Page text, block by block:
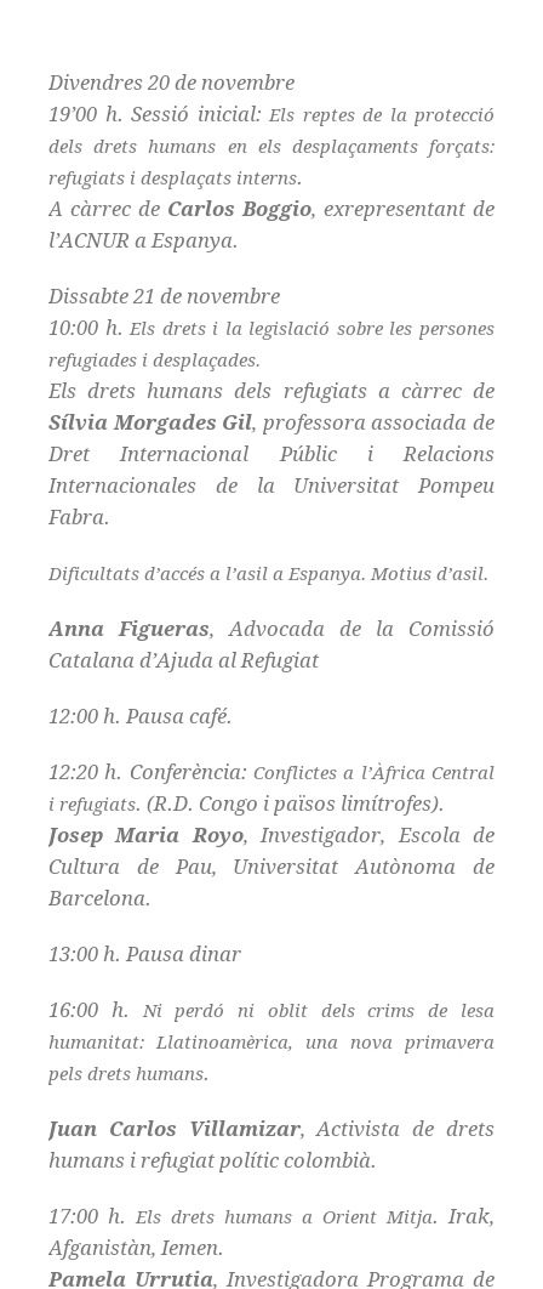
Divendres 20 de novembre
19’00 h. Sessió inicial: Els reptes de la protecció
dels drets humans en els desplaçaments forçats:
refugiats i desplaçats interns.
A càrrec de Carlos Boggio, exrepresentant de
l’ACNUR a Espanya.
Dissabte 21 de novembre
10:00 h. Els drets i la legislació sobre les persones
refugiades i desplaçades.
Els drets humans dels refugiats a càrrec de
Sílvia Morgades Gil, professora associada de
Dret Internacional Públic i Relacions
Internacionales de la Universitat Pompeu
Fabra.
Dificultats d’accés a l’asil a Espanya. Motius d’asil.
Anna Figueras, Advocada de la Comissió
Catalana d’Ajuda al Refugiat
12:00 h. Pausa café.
12:20 h. Conferència: Conflictes a l’Àfrica Central
i refugiats. (R.D. Congo i països limítrofes).
Josep Maria Royo, Investigador, Escola de
Cultura de Pau, Universitat Autònoma de
Barcelona.
13:00 h. Pausa dinar
16:00 h.
Ni perdó ni oblit dels crims de lesa
humanitat: Llatinoamèrica, una nova primavera
pels drets humans.
Juan Carlos Villamizar, Activista de drets
humans i refugiat polític colombià.
17:00 h. Els drets humans a Orient Mitja. Irak,
Afganistàn, Iemen.
Pamela Urrutia, Investigadora Programa de